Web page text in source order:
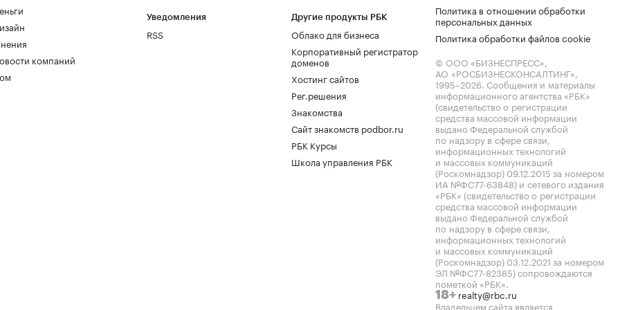
компаний
Уведомления
RSS
Другие продукты РБК
Облако для бизнеса
Корпоративный регистратор
доменов
Хостинг сайтов
Рег.решения
Знакомства
Сайт знакомств podbor.ru
РБК Курсы
Школа управления РБК
Политика в отношении обработки
персональных данных
Политика обработки файлов cookie
© ООО «БИЗНЕСПРЕСС»,
АО «РОСБИЗНЕСКОНСАЛТИНГ»,
1995–2026. Сообщения и материалы
информационного агентства «РБК»
(свидетельство о регистрации
средства массовой информации
выдано Федеральной службой
по надзору в сфере связи,
информационных технологий
и массовых коммуникаций
(Роскомнадзор) 09.12.2015 за номером
ИА №ФС77-63848) и сетевого издания
«РБК» (свидетельство о регистрации
средства массовой информации
выдано Федеральной службой
по надзору в сфере связи,
информационных технологий
и массовых коммуникаций
(Роскомнадзор) 03.12.2021 за номером
ЭЛ №ФС77-82385) сопровождаются
пометкой «РБК».
18+ realty@rbc.ru
Владельцем сайта является